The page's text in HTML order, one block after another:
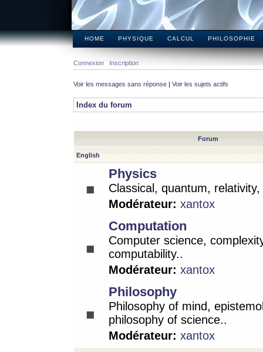
HOME PHYSIQUE CALCUL PHILOSOPHIE
Connexion Inscription
Voir les messages sans réponse | Voir les sujets actifs
Index du forum
Forum
English
Physics
Classical, quantum,
Modérateur: xantox
Computation
Computer science,
computability..
Modérateur: xantox
Philosophy
Philosophy of mind,
philosophy of science..
Modérateur: xantox